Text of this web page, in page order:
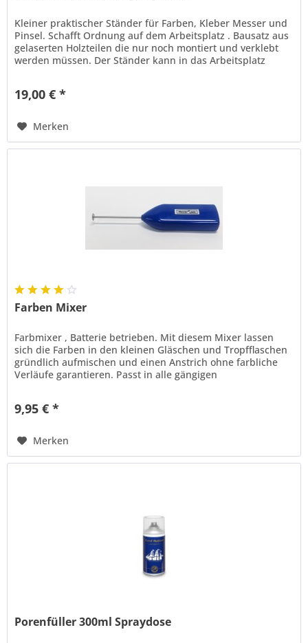
Kleiner praktischer Ständer für Farben, Kleber Messer und
Pinsel. Schafft Ordnung auf dem Arbeitsplatz . Bausatz aus
gelaserten Holzteilen die nur noch montiert und verklebt
werden müssen. Der Ständer kann in das Arbeitsplatz
19,00 € *
Merken
Farben Mixer
Farbmixer , Batterie betrieben. Mit diesem Mixer lassen
sich die Farben in den kleinen Gläschen und Tropfflaschen
gründlich aufmischen und einen Anstrich ohne farbliche
Verläufe garantieren. Passt in alle gängigen
9,95 € *
Merken
Porenfüller 300ml Spraydose